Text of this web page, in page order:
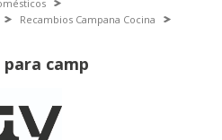
Recambios Campana Cocina
camp